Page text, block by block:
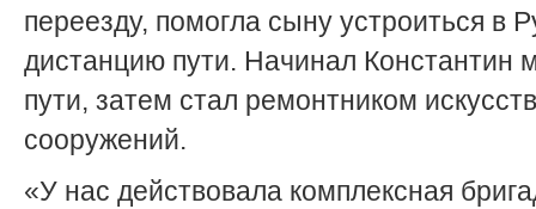
переезду, помогла сыну устроиться в
дистанцию пути. Начинал Константин
пути, затем стал ремонтником
сооружений.
«У нас действовала комплексная